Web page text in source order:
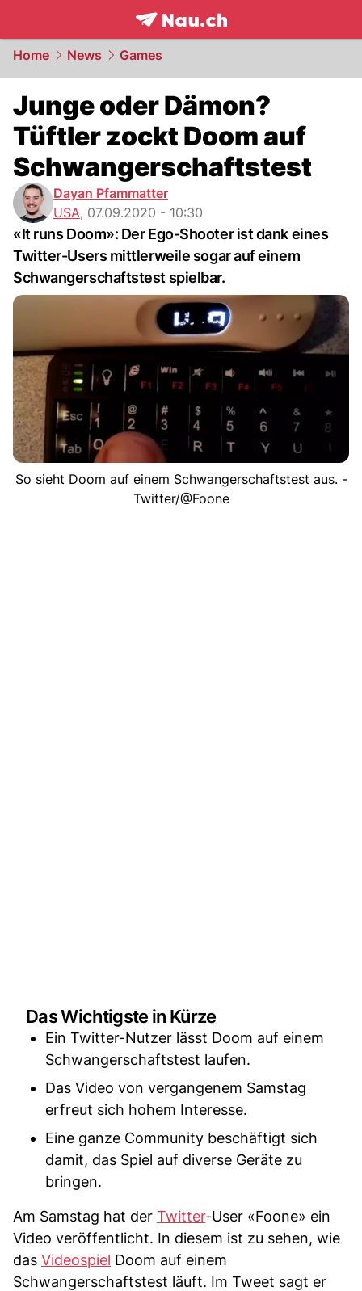
frontpage.NAU.ch
Home News Games
Junge oder Dämon?
Tüftler zockt Doom auf
Schwangerschaftstest
Dayan Pfammatter
USA, 07.09.2020 - 10:30
«It runs Doom»: Der Ego-Shooter ist dank eines
Twitter-Users mittlerweile sogar auf einem
Schwangerschaftstest spielbar.
So sieht Doom auf einem Schwangerschaftstest aus. -
Twitter/@Foone
Das Wichtigste in Kürze
Ein Twitter-Nutzer lässt Doom auf einem
Schwangerschaftstest laufen.
Das Video von vergangenem Samstag
erfreut sich hohem Interesse.
Eine ganze Community beschäftigt sich
damit, das Spiel auf diverse Geräte zu
bringen.
Am Samstag hat der Twitter-User «Foone» ein
Video veröffentlicht. In diesem ist zu sehen, wie
das Videospiel Doom auf einem
Schwangerschaftstest läuft. Im Tweet sagt er